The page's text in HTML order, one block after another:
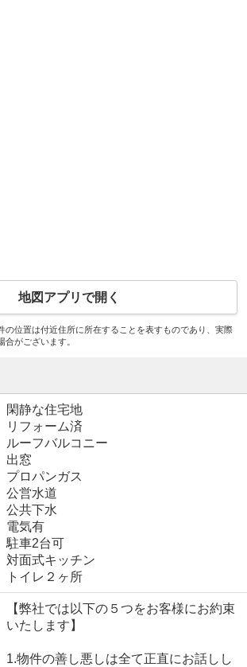
地図アプリで開く
位置は付近住所に所在することを表すものであり、実際
がございます。
閑静な住宅地
リフォーム済
ルーフバルコニー
出窓
プロパンガス
公営水道
公共下水
電気有
駐車2台可
対面式キッチン
トイレ２ヶ所
【弊社では以下の５つをお客様にお約束
いたします】
1.物件の善し悪しは全て正直にお話しし